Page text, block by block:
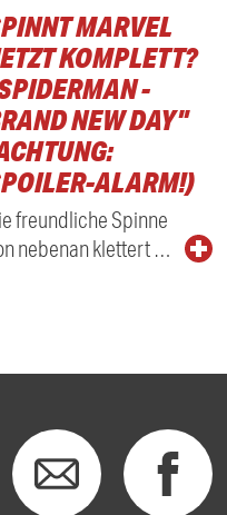
MARVEL
KOMPLETT?
-
NEW DAY"
ALARM!)
freundliche Spinne
nebenan klettert …